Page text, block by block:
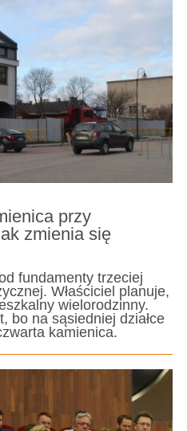
przy
zmienia się
fundamenty trzeciej
Właściciel planuje,
wielorodzinny.
bo na sąsiedniej działce
kamienica.